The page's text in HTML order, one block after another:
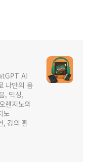
AI
나만의 음
, 믹싱,
렌지노의
노
, 강의 활